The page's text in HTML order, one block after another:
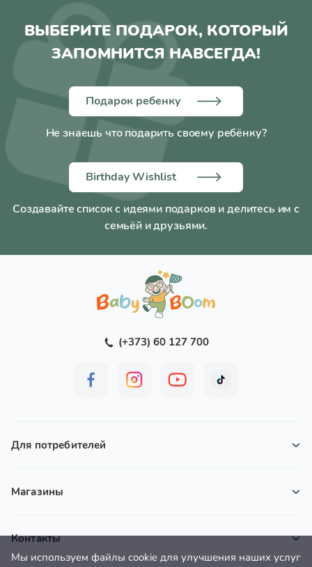
ВЫБЕРИТЕ ПОДАРОК, КОТОРЫЙ
ЗАПОМНИТСЯ НАВСЕГДА!
Подарок ребенку
Не знаешь что подарить своему ребёнку?
Birthday Wishlist
Создавайте список с идеями подарков и делитесь им с
семьёй и друзьями.
(+373) 60 127 700
Для потребителей
Магазины
Контакты
Мы используем файлы cookie для улучшения наших услуг